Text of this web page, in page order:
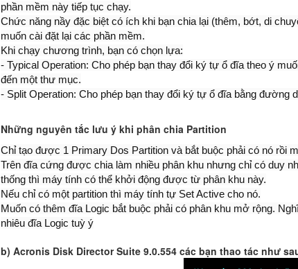
phần mềm này tiếp tục chạy.
Chức năng nầy đặc biệt có ích khi bạn chia lại (thêm, bớt, di
muốn cài đặt lại các phần mềm.
Khi chạy chương trình, bạn có chọn lựa:
- Typical Operation: Cho phép bạn thay đổi ký tự ổ đĩa theo ý
đến một thư mục.
- Split Operation: Cho phép bạn thay đổi ký tự ổ đĩa bằng đường
Những nguyên tắc lưu ý khi phân chia Partition
Chỉ tạo được 1 Primary Dos Partition và bắt buộc phải có nó rồi
Trên đĩa cứng được chia làm nhiều phân khu nhưng chỉ có duy
thống thì máy tính có thể khởi động được từ phân khu này.
Nếu chỉ có một partition thì máy tính tự Set Active cho nó.
Muốn có thêm đĩa Logic bắt buộc phải có phân khu mở rộng.
nhiêu đĩa Logic tuỳ ý
b) Acronis Disk Director Suite 9.0.554 các bạn thao tác như